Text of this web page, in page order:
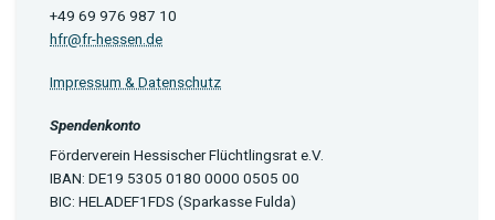
+49 69 976 987 10
hfr@fr-hessen.de
Impressum & Datenschutz
Spendenkonto
Förderverein Hessischer Flüchtlingsrat e.V.
IBAN: DE19 5305 0180 0000 0505 00
BIC: HELADEF1FDS (Sparkasse Fulda)